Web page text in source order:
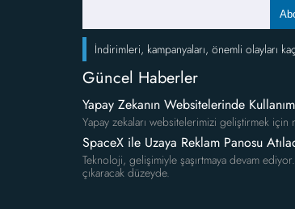
İndirimleri, kampanyaları, önemli olayları
Güncel Haberler
Yapay Zekanın Websitelerinde
Yapay zekaları websitelerimizi geliştirmek için
SpaceX ile Uzaya Reklam Panosu
Teknoloji, gelişimiyle şaşırtmaya devam
çıkaracak düzeyde.